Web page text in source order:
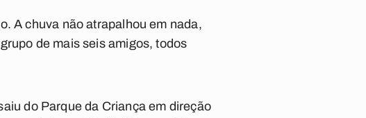
A chuva não atrapalhou em nada,
de mais seis amigos, todos
do Parque da Criança em direção